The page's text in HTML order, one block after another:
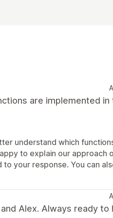
are implemented in
understand which
to explain our approach
your response. You can
Alex. Always ready to